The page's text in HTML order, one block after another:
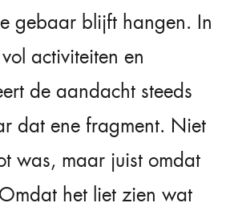
gebaar blijft hangen. In
activiteiten en
de aandacht steeds
dat ene fragment. Niet
was, maar juist omdat
het liet zien wat